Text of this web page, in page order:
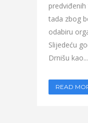
tada zbog
odabiru
Slijedeću
Drnišu kao...
READ